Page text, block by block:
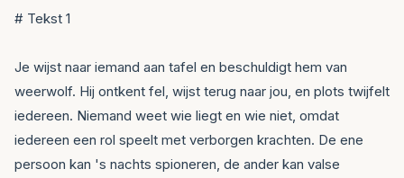
# Tekst 1
Je wijst naar iemand aan tafel en beschuldigt hem van
weerwolf. Hij ontkent fel, wijst terug naar jou, en plots twijfelt
iedereen. Niemand weet wie liegt en wie niet, omdat
iedereen een rol speelt met verborgen krachten. De ene
persoon kan 's nachts spioneren, de ander kan valse